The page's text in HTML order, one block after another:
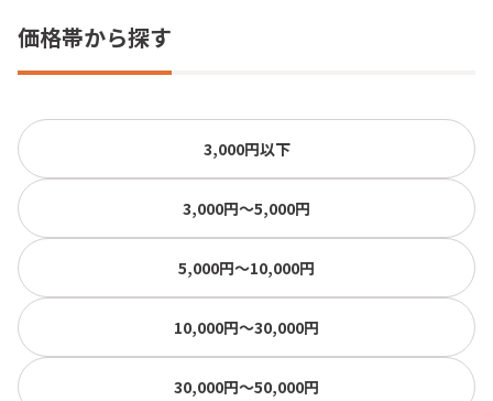
価格帯から探す
3,000円以下
3,000円〜5,000円
5,000円〜10,000円
10,000円〜30,000円
30,000円〜50,000円